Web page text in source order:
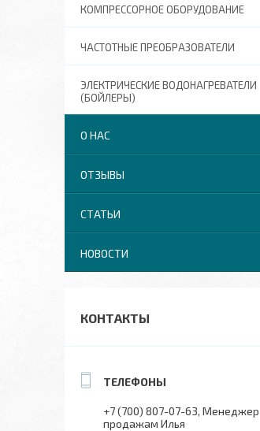
КОМПРЕССОРНОЕ ОБОРУДОВАНИЕ
ЧАСТОТНЫЕ ПРЕОБРАЗОВАТЕЛИ
ЭЛЕКТРИЧЕСКИЕ ВОДОНАГРЕВАТЕЛИ
(БОЙЛЕРЫ)
О НАС
ОТЗЫВЫ
СТАТЬИ
НОВОСТИ
КОНТАКТЫ
+7 (700) 807-07-63 Менеджер
продажам Илья